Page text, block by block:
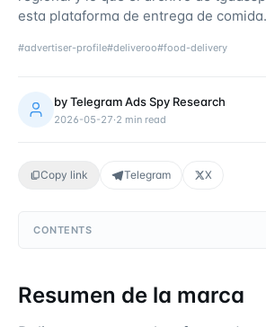
esta plataforma de entrega de comida.
#advertiser-profile#deliveroo#food-delivery
byTelegram Ads Spy Research
2026-05-27·2 min read
Copy link Telegram X
CONTENTS
Resumen de la marca